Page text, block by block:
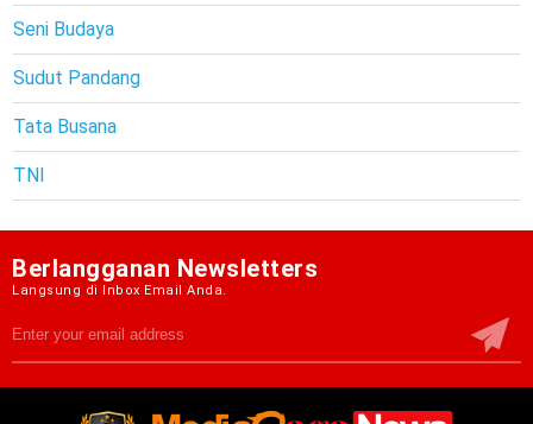
Seni Budaya
Sudut Pandang
Tata Busana
TNI
Berlangganan Newsletters
Langsung di Inbox Email Anda.